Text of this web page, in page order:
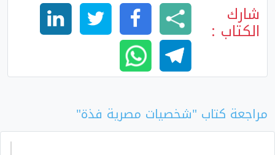
شارك
الكتاب :
مراجعة كتاب "شخصيات مصرية فذة"